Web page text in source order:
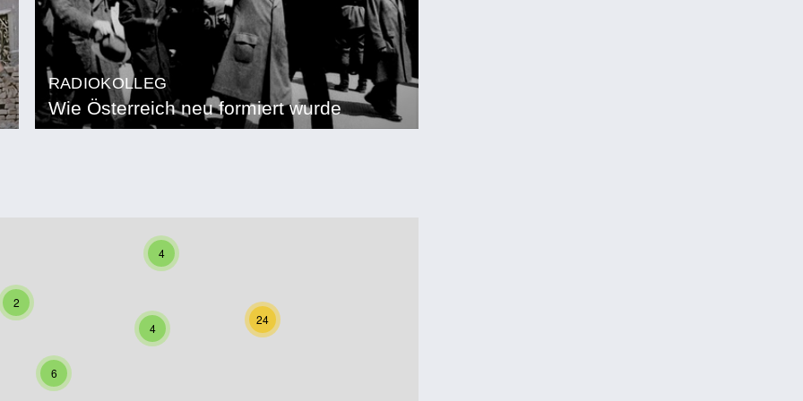
RADIOKOLLEG
Wie Österreich neu formiert wurde
4
2
4
24
6